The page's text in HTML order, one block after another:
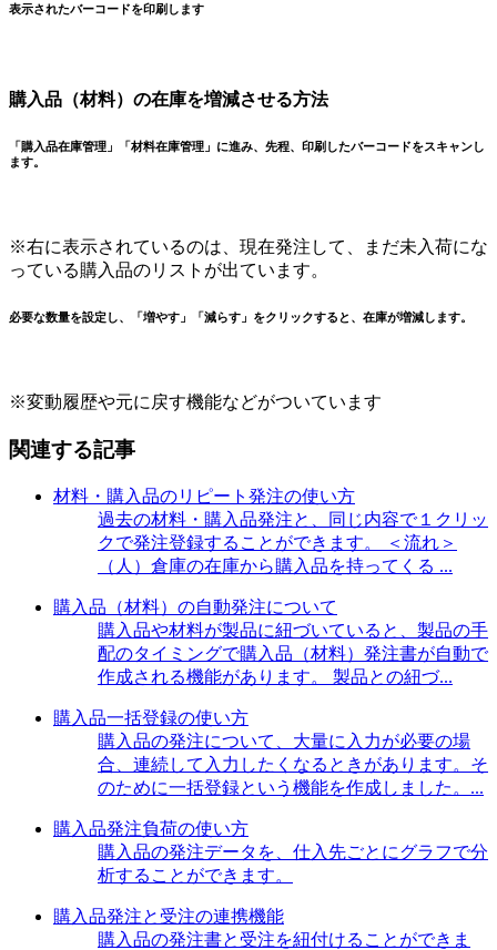
表示されたバーコードを印刷します
購入品（材料）の在庫を増減させる方法
「購入品在庫管理」「材料在庫管理」に進み、先程、印刷したバーコードをスキャンし
ます。
※右に表示されているのは、現在発注して、まだ未入荷にな
っている購入品のリストが出ています。
必要な数量を設定し、「増やす」「減らす」をクリックすると、在庫が増減します。
※変動履歴や元に戻す機能などがついています
関連する記事
材料・購入品のリピート発注の使い方
過去の材料・購入品発注と、同じ内容で１クリッ
クで発注登録することができます。 ＜流れ＞
（人）倉庫の在庫から購入品を持ってくる ...
購入品（材料）の自動発注について
購入品や材料が製品に紐づいていると、製品の手
配のタイミングで購入品（材料）発注書が自動で
作成される機能があります。 製品との紐づ...
購入品一括登録の使い方
購入品の発注について、大量に入力が必要の場
合、連続して入力したくなるときがあります。そ
のために一括登録という機能を作成しました。...
購入品発注負荷の使い方
購入品の発注データを、仕入先ごとにグラフで分
析することができます。
購入品発注と受注の連携機能
購入品の発注書と受注を紐付けることができま